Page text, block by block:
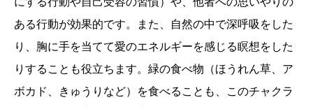
ある行動が効果的です。また、自然の中で深呼吸をした
り、胸に手を当てて愛のエネルギーを感じる瞑想をした
りすることも役立ちます。緑の食べ物（ほうれん草、ア
ボカド、きゅうりなど）を食べることも、このチャクラ